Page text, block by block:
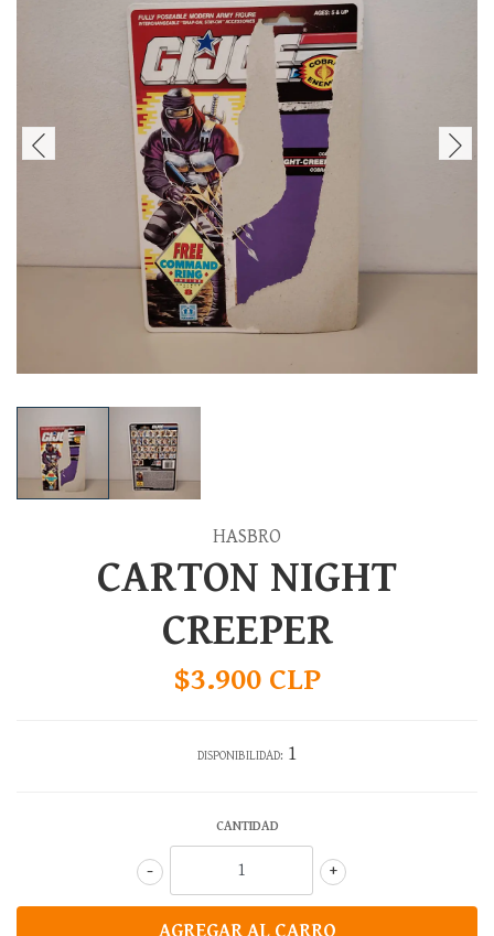
HASBRO
CARTON NIGHT
CREEPER
$3.900 CLP
DISPONIBILIDAD: 1
CANTIDAD
+
-